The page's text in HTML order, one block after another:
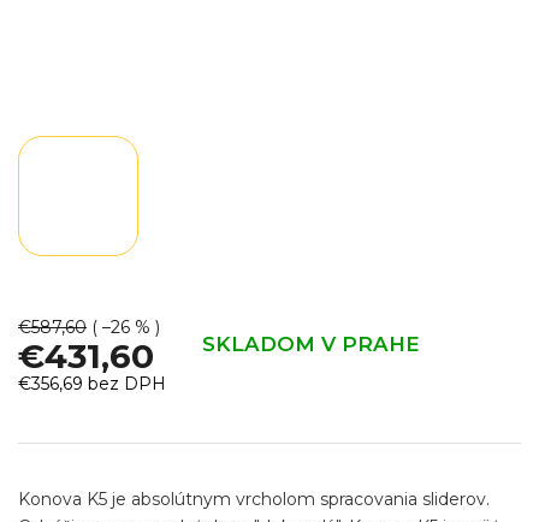
€587,60 ( –26 % )
€431,60 SKLADOM V PRAHE
€356,69 bez DPH
cena:
Konova K5 je absolútnym vrcholom spracovania sliderov.